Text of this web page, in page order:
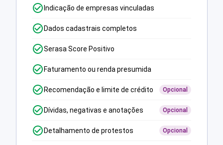
Indicação de empresas vinculadas
Dados cadastrais completos
Serasa Score Positivo
Faturamento ou renda presumida
Recomendação e limite de crédito Opcional
Dívidas, negativas e anotações Opcional
Detalhamento de protestos Opcional